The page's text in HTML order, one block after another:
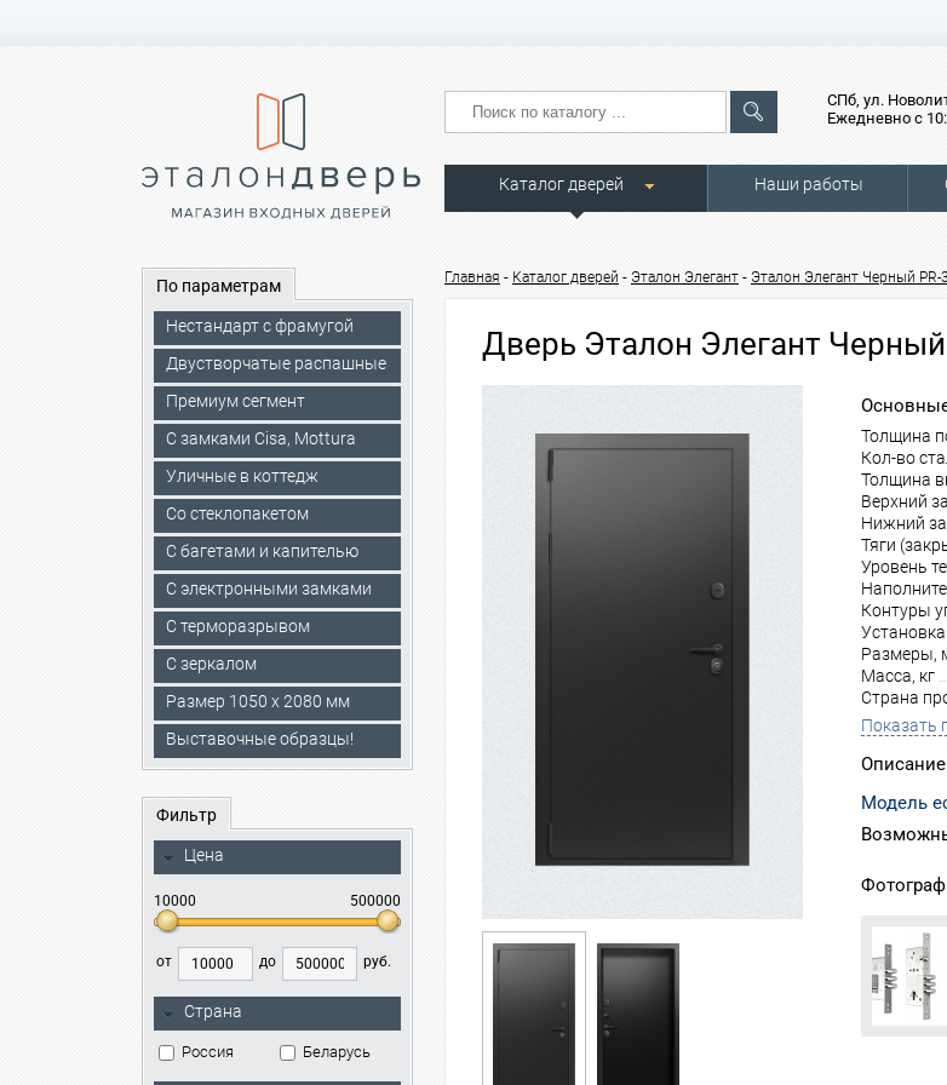
СПб, ул.
Ежедневно с
Каталог дверей Наши работы
По параметрам
Нестандарт с фрамугой
Двустворчатые распашные
Премиум сегмент
C замками Cisa, Mottura
Уличные в коттедж
Со стеклопакетом
С багетами и капителью
C электронными замками
С терморазрывом
С зеркалом
Размер 1050 х 2080 мм
Выставочные образцы!
Фильтр
Цена
10000 500000
от до руб.
Страна
Россия Беларусь
Главная - Каталог дверей - Эталон Элегант - Эталон Элегант Черный PR-
Дверь Эталон Элегант Черный
Толщина
Кол-во
Толщина
Верхний
Нижний
Тяги
Уровень
Контуры
Размеры,
Масса, кг
Страна
Показать
Модель